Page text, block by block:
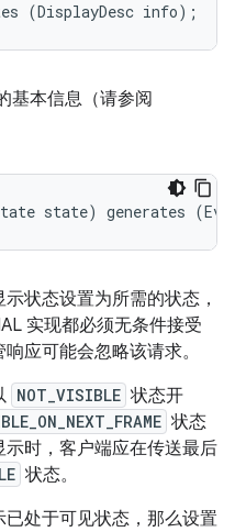
(DisplayDesc info);
基本信息（请参阅
state) generates
状态设置为所需的状态，
实现都必须无条件接受
应可能会忽略该请求。
NOT_VISIBLE 状态开
状态
时，客户端应在传送最后
状态。
处于可见状态，那么设置